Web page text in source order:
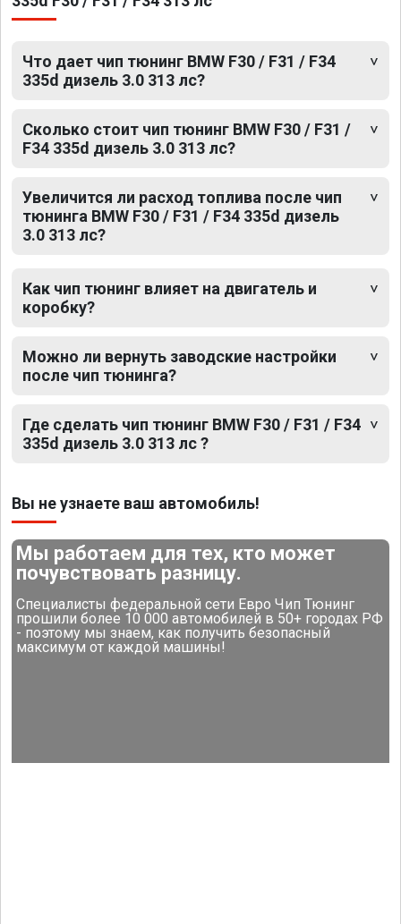
Что дает чип тюнинг BMW F30 / F31 / F34
335d дизель 3.0 313 лс?
Сколько стоит чип тюнинг BMW F30 / F31 /
F34 335d дизель 3.0 313 лс?
Увеличится ли расход топлива после чип
тюнинга BMW F30 / F31 / F34 335d дизель
3.0 313 лс?
Как чип тюнинг влияет на двигатель и
коробку?
Можно ли вернуть заводские настройки
после чип тюнинга?
Где сделать чип тюнинг BMW F30 / F31 / F34
335d дизель 3.0 313 лс ?
Вы не узнаете ваш автомобиль!
Мы работаем для тех, кто может
почувствовать разницу.
Специалисты федеральной сети Евро Чип Тюнинг
прошили более 10 000 автомобилей в 50+ городах РФ
- поэтому мы знаем, как получить безопасный
максимум от каждой машины!